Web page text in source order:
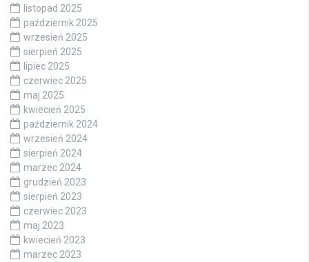
listopad 2025
październik 2025
wrzesień 2025
sierpień 2025
lipiec 2025
czerwiec 2025
maj 2025
kwiecień 2025
październik 2024
wrzesień 2024
sierpień 2024
marzec 2024
grudzień 2023
sierpień 2023
czerwiec 2023
maj 2023
kwiecień 2023
marzec 2023